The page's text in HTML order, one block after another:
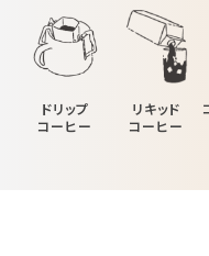
ドリップ
コーヒー
リキッド
コーヒー